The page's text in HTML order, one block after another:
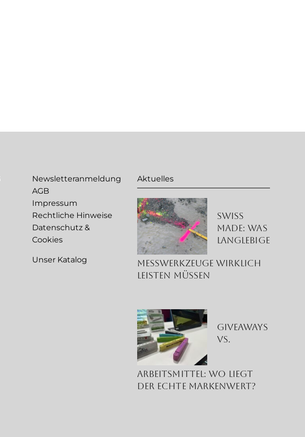
Newsletteranmeldung
AGB
Impressum
Rechtliche Hinweise
Datenschutz &
Cookies
Unser Katalog
Aktuelles
Swiss
Made: Was
langlebige
Messwerkzeuge wirklich
leisten müssen
Giveaways
vs.
Arbeitsmittel: Wo liegt
der echte Markenwert?